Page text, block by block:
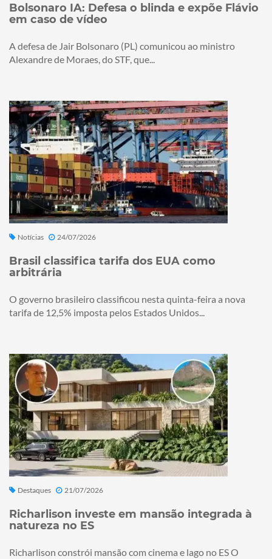
Bolsonaro IA: Defesa o blinda e expõe Flávio
em caso de vídeo
A defesa de Jair Bolsonaro (PL) comunicou ao ministro
Alexandre de Moraes, do STF, que...
Notícias 24/07/2026
Brasil classifica tarifa dos EUA como
arbitrária
O governo brasileiro classificou nesta quinta-feira a nova
tarifa de 12,5% imposta pelos Estados Unidos...
Destaques 21/07/2026
Richarlison investe em mansão integrada à
natureza no ES
Richarlison constrói mansão com cinema e lago no ES O